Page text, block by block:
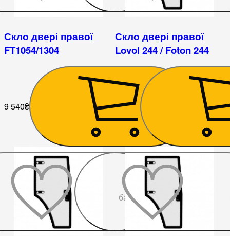
Скло двері правої
FT1054/1304
9 540₴
Скло двері правої
Lovol 244 / Foton 244
8 100₴
бажаного